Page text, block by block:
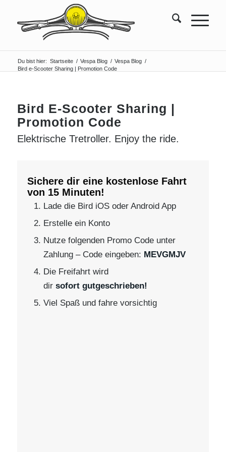
Du bist hier: Startseite / Vespa Blog / Vespa Blog /
Bird e-Scooter Sharing | Promotion Code
Bird E-Scooter Sharing |
Promotion Code
Elektrische Tretroller. Enjoy the ride.
Sichere dir eine kostenlose Fahrt
von 15 Minuten!
Lade die Bird iOS oder Android App
Erstelle ein Konto
Nutze folgenden Promo Code unter
Zahlung – Code eingeben: MEVGMJV
Die Freifahrt wird
dir sofort gutgeschrieben!
Viel Spaß und fahre vorsichtig